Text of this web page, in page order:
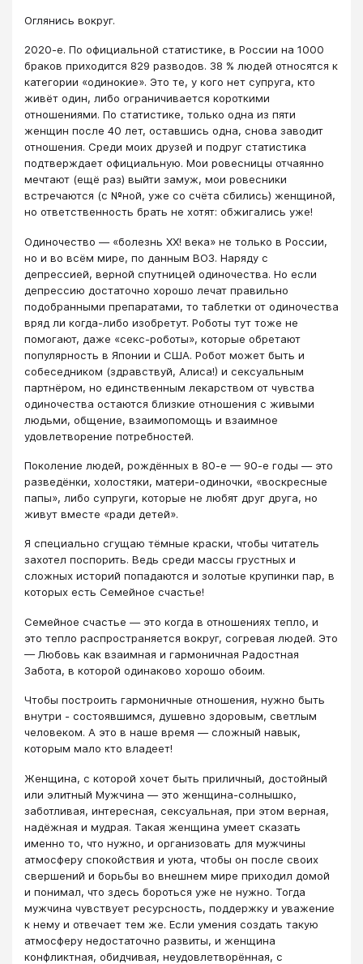
Оглянись вокруг.
2020-е. По официальной статистике, в России на 1000
браков приходится 829 разводов. 38 % людей относятся к
категории «одинокие». Это те, у кого нет супруга, кто
живёт один, либо ограничивается короткими
отношениями. По статистике, только одна из пяти
женщин после 40 лет, оставшись одна, снова заводит
отношения. Среди моих друзей и подруг статистика
подтверждает официальную. Мои ровесницы отчаянно
мечтают (ещё раз) выйти замуж, мои ровесники
встречаются (с №ной, уже со счёта сбились) женщиной,
но ответственность брать не хотят: обжигались уже!
Одиночество — «болезнь ХХ! века» не только в России,
но и во всём мире, по данным ВОЗ. Наряду с
депрессией, верной спутницей одиночества. Но если
депрессию достаточно хорошо лечат правильно
подобранными препаратами, то таблетки от одиночества
вряд ли когда-либо изобретут. Роботы тут тоже не
помогают, даже «секс-роботы», которые обретают
популярность в Японии и США. Робот может быть и
собеседником (здравствуй, Алиса!) и сексуальным
партнёром, но единственным лекарством от чувства
одиночества остаются близкие отношения с живыми
людьми, общение, взаимопомощь и взаимное
удовлетворение потребностей.
Поколение людей, рождённых в 80-е — 90-е годы — это
разведёнки, холостяки, матери-одиночки, «воскресные
папы», либо супруги, которые не любят друг друга, но
живут вместе «ради детей».
Я специально сгущаю тёмные краски, чтобы читатель
захотел поспорить. Ведь среди массы грустных и
сложных историй попадаются и золотые крупинки пар, в
которых есть Семейное счастье!
Семейное счастье — это когда в отношениях тепло, и
это тепло распространяется вокруг, согревая людей. Это
— Любовь как взаимная и гармоничная Радостная
Забота, в которой одинаково хорошо обоим.
Чтобы построить гармоничные отношения, нужно быть
внутри - состоявшимся, душевно здоровым, светлым
человеком. А это в наше время — сложный навык,
которым мало кто владеет!
Женщина, с которой хочет быть приличный, достойный
или элитный Мужчина — это женщина-солнышко,
заботливая, интересная, сексуальная, при этом верная,
надёжная и мудрая. Такая женщина умеет сказать
именно то, что нужно, и организовать для мужчины
атмосферу спокойствия и уюта, чтобы он после своих
свершений и борьбы во внешнем мире приходил домой
и понимал, что здесь бороться уже не нужно. Тогда
мужчина чувствует ресурсность, поддержку и уважение
к нему и отвечает тем же. Если умения создать такую
атмосферу недостаточно развиты, и женщина
конфликтная, обидчивая, неудовлетворённая, с